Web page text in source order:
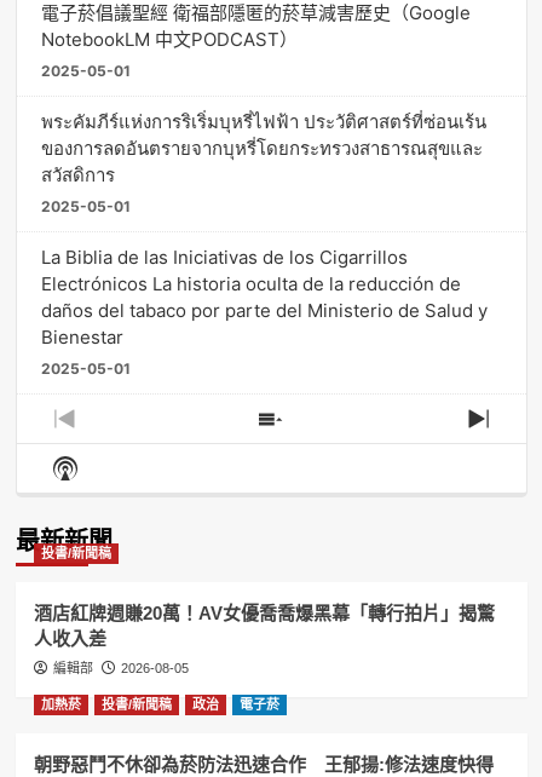
電子菸倡議聖經 衛福部隱匿的菸草減害歷史（Google
NotebookLM 中文PODCAST）
2025-05-01
พระคัมภีร์แห่งการริเริ่มบุหรี่ไฟฟ้า ประวัติศาสตร์ที่ซ่อนเร้น
ของการลดอันตรายจากบุหรี่โดยกระทรวงสาธารณสุขและ
สวัสดิการ
2025-05-01
La Biblia de las Iniciativas de los Cigarrillos
Electrónicos La historia oculta de la reducción de
daños del tabaco por parte del Ministerio de Salud y
Bienestar
2025-05-01
Previous
Episode
Show
Episodes
Next
Show
Podcast
最新新聞
投書/新聞稿
酒店紅牌週賺20萬！AV女優喬喬爆黑幕「轉行拍片」揭驚
人收入差
編輯部 2026-08-05
加熱菸 投書/新聞稿 政治 電子菸
朝野惡鬥不休卻為菸防法迅速合作 王郁揚:修法速度快得